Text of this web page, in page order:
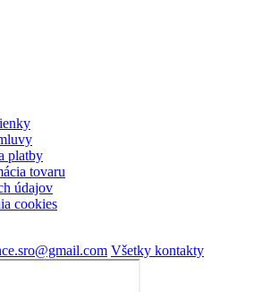
platby
tovaru
údajov
cookies
Všetky kontakty